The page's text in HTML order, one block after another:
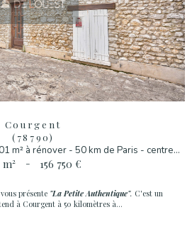
Courgent
(78790)
m² à rénover - 50 km de Paris - centre...
m² - 156 750 €
présente "La Petite Authentique". C'est un
à Courgent à 50 kilomètres à...